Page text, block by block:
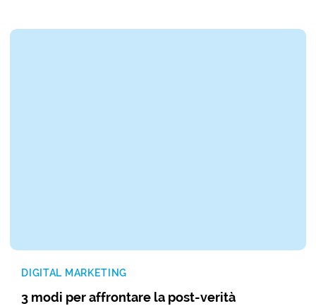
DIGITAL MARKETING
3 modi per affrontare la post-verità